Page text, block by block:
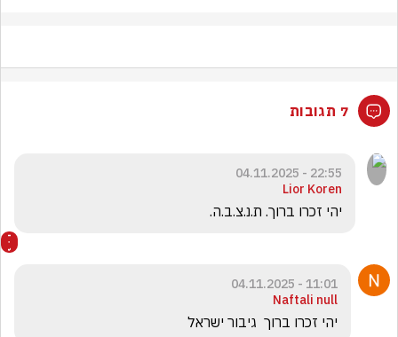
7 תגובות
22:55 - 04.11.2025
Lior Koren
יהי זכרו ברוך. ת.נ.צ.ב.ה.
11:01 - 04.11.2025
Naftali null
יהי זכרו ברוך  גיבור ישראל